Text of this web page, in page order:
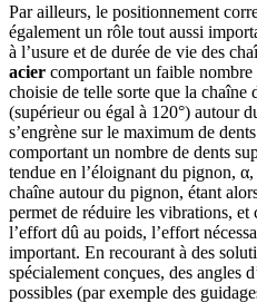
Par ailleurs, le positionnement
également un rôle tout aussi
à l’usure et de durée de vie des
acier comportant un faible
choisie de telle sorte que la chaîne
(supérieur ou égal à 120°) autour
s’engrène sur le maximum de
comportant un nombre de dents
tendue en l’éloignant du pignon,
chaîne autour du pignon, étant
permet de réduire les vibrations, et
l’effort dû au poids, l’effort
important. En recourant à des
spécialement conçues, des angles
possibles (par exemple des